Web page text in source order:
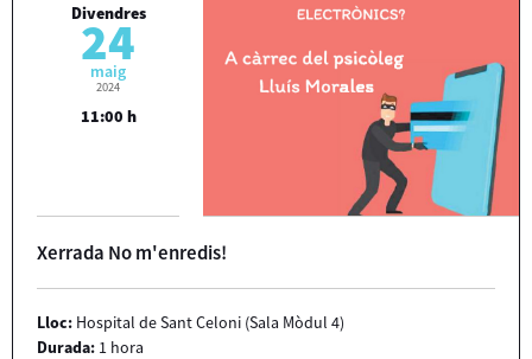
Divendres
24
maig
2024
11:00 h
Xerrada No m'enredis!
Lloc: Hospital de Sant Celoni (Sala Mòdul 4)
Durada: 1 hora